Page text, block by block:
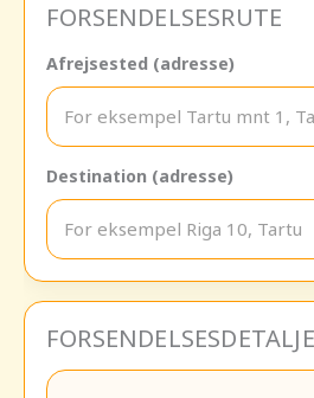
FORSENDELSESRUTE
Afrejsested (adresse)
Destination (adresse)